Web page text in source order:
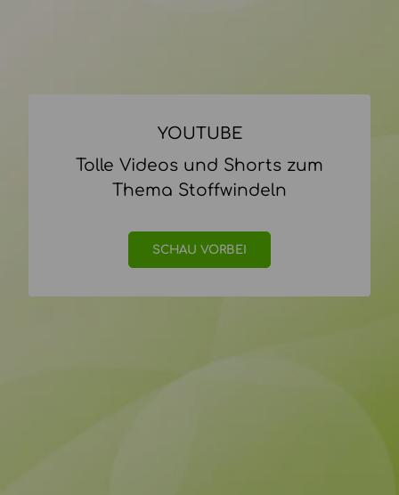
YOUTUBE
Tolle Videos und Shorts zum
Thema Stoffwindeln
SCHAU VORBEI